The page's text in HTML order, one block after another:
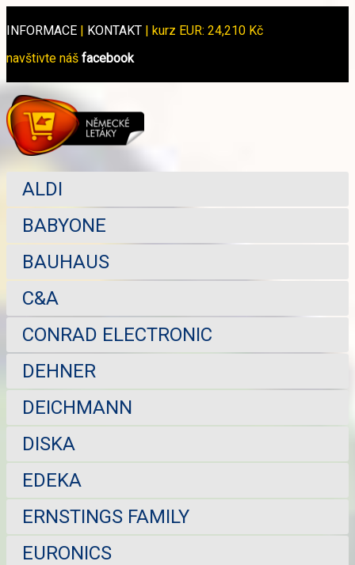
INFORMACE | KONTAKT | kurz EUR: 24,210 Kč
navštivte náš facebook
ALDI
BABYONE
BAUHAUS
C&A
CONRAD ELECTRONIC
DEHNER
DEICHMANN
DISKA
EDEKA
ERNSTINGS FAMILY
EURONICS